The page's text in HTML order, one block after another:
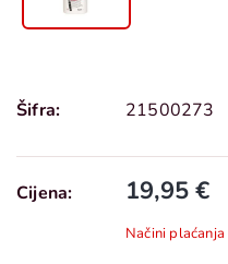
Šifra: 21500273
Cijena: 19,95 €
Načini plaćanja